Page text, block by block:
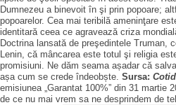
Dumnezeu a binevoit în şi prin popoare;
popoarelor. Cea mai teribilă ameninţare
identitară ceea ce agravează criza
Doctrina lansată de preşedintele
Lenin, că mâncarea este totul şi religia
promisiuni. Ne dăm seama așadar că
așa cum se crede îndeobște. Sursa:
emisiunea „Garantat 100%” din 31
de ce nu mai vrem sa ne desprindem de